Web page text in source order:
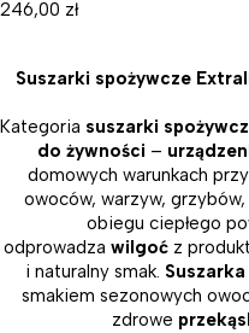
246,00 zł
Suszarki spożywcze
Kategoria suszarki
do żywności –
domowych warunkach
owoców, warzyw, grzybów,
obiegu ciepłego
odprowadza wilgoćz
i naturalny smak.
smakiem sezonowych
zdrowe